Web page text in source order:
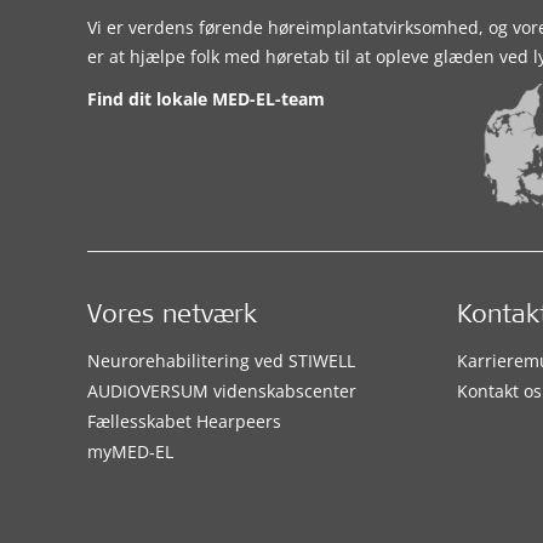
Vi er verdens førende høreimplantatvirksomhed, og
er at hjælpe folk med høretab til at opleve glæden ved
Find dit lokale MED-EL-team
Vores netværk
Neurorehabilitering ved STIWELL
AUDIOVERSUM videnskabscenter
Fællesskabet Hearpeers
myMED‑EL
Kontakt os